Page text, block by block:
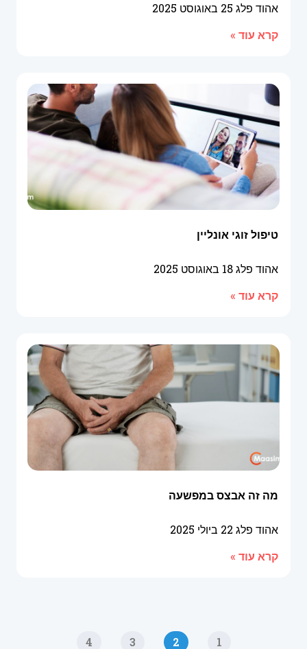
אהוד פלג 25 באוגוסט 2025
קרא עוד »
טיפול זוגי אונליין
אהוד פלג18 באוגוסט 2025
קרא עוד »
מה זה אבצס במפשעה
אהוד פלג 22 ביולי 2025
קרא עוד »
1
2
3
4